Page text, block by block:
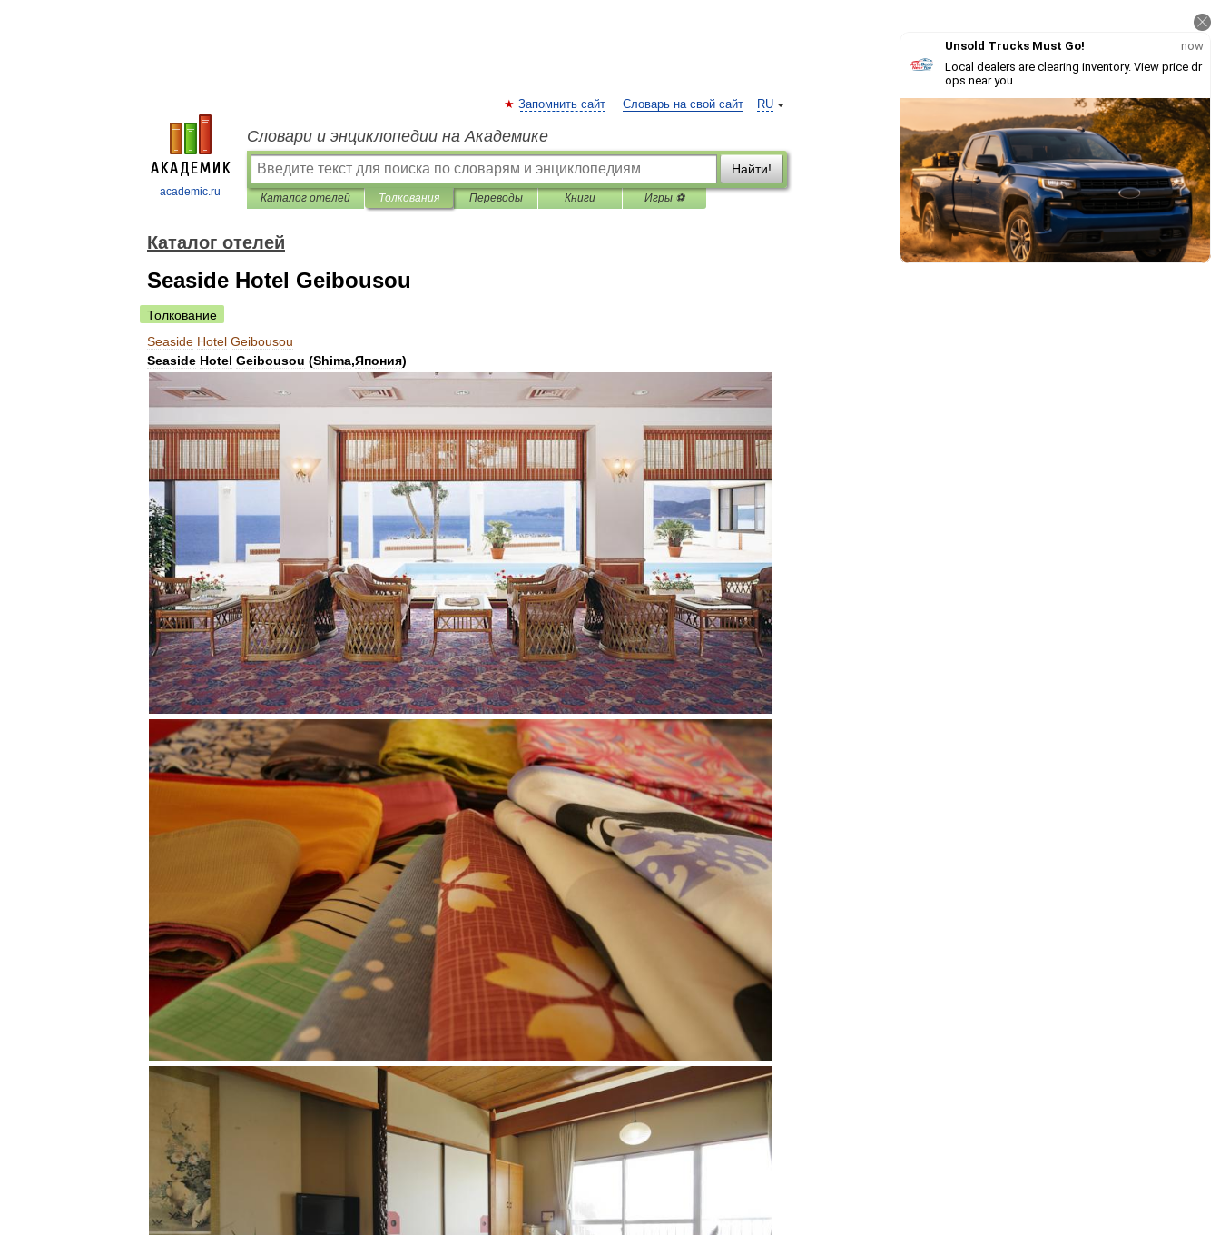
academic.ru
RU
Запомнить сайт Словарь на свой сайт
Словари и энциклопедии на Академике
Найти!
Каталог отелей Толкования Переводы Книги Игры ⚽
Каталог отелей
Seaside Hotel Geibousou
Толкование
Seaside Hotel Geibousou
Seaside Hotel Geibousou (Shima,Япония)